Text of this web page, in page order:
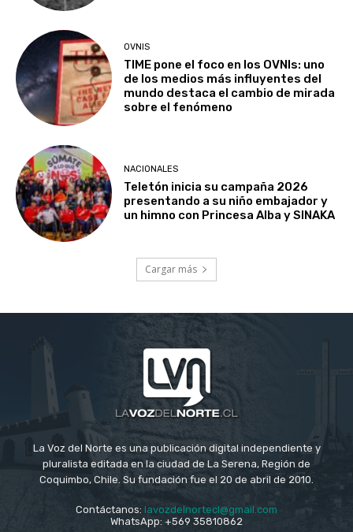
OVNIS
TIME pone el foco en los OVNIs: uno
de los medios más influyentes del
mundo destaca el cambio de mirada
sobre el fenómeno
NACIONALES
Teletón inicia su campaña 2026
presentando a su niño embajador y
un himno con Princesa Alba y SINAKA
Cargar más
La Voz del Norte es una publicación digital independiente y
pluralista editada en la ciudad de La Serena, Región de
Coquimbo, Chile. Su fundación fue el 20 de abril de 2010.
Contáctanos: lavozdelnortecl@gmail.com
WhatsApp: +569 35810862